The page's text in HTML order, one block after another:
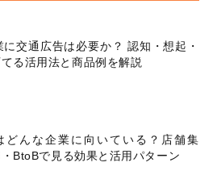
に交通広告は必要か？ 認知・想起・
る活用法と商品例を解説
どんな企業に向いている？店舗集
BtoBで見る効果と活用パターン